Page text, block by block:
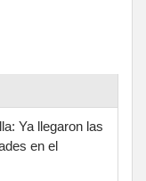
Ya llegaron las
en el